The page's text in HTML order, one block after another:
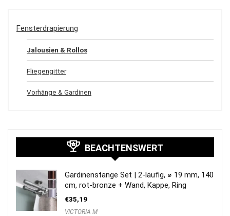
Fensterdrapierung
Jalousien & Rollos
Fliegengitter
Vorhänge & Gardinen
BEACHTENSWERT
Gardinenstange Set | 2-läufig, ⌀ 19 mm, 140
cm, rot-bronze + Wand, Kappe, Ring
€35,19
VICTORIA M